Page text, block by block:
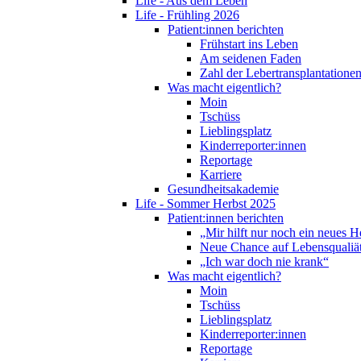
Life - Frühling 2026
Patient:innen berichten
Frühstart ins Leben
Am seidenen Faden
Zahl der
Was macht eigentlich?
Moin
Tschüss
Lieblingsplatz
Kinderreporter:innen
Reportage
Karriere
Gesundheitsakademie
Life - Sommer Herbst 2025
Patient:innen berichten
„Mir hilft nur noch ein neues
Neue Chance auf
„Ich war doch nie krank“
Was macht eigentlich?
Moin
Tschüss
Lieblingsplatz
Kinderreporter:innen
Reportage